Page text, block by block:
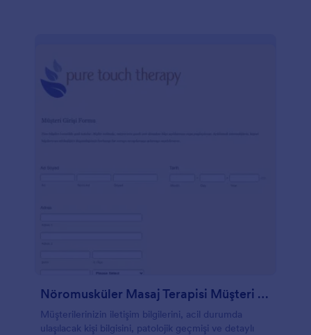
Nöromusküler Masaj Terapisi Müşteri Kayıt Formu
Müşterilerinizin iletişim bilgilerini, acil durumda
ulaşılacak kişi bilgisini, patolojik geçmişi ve detaylı